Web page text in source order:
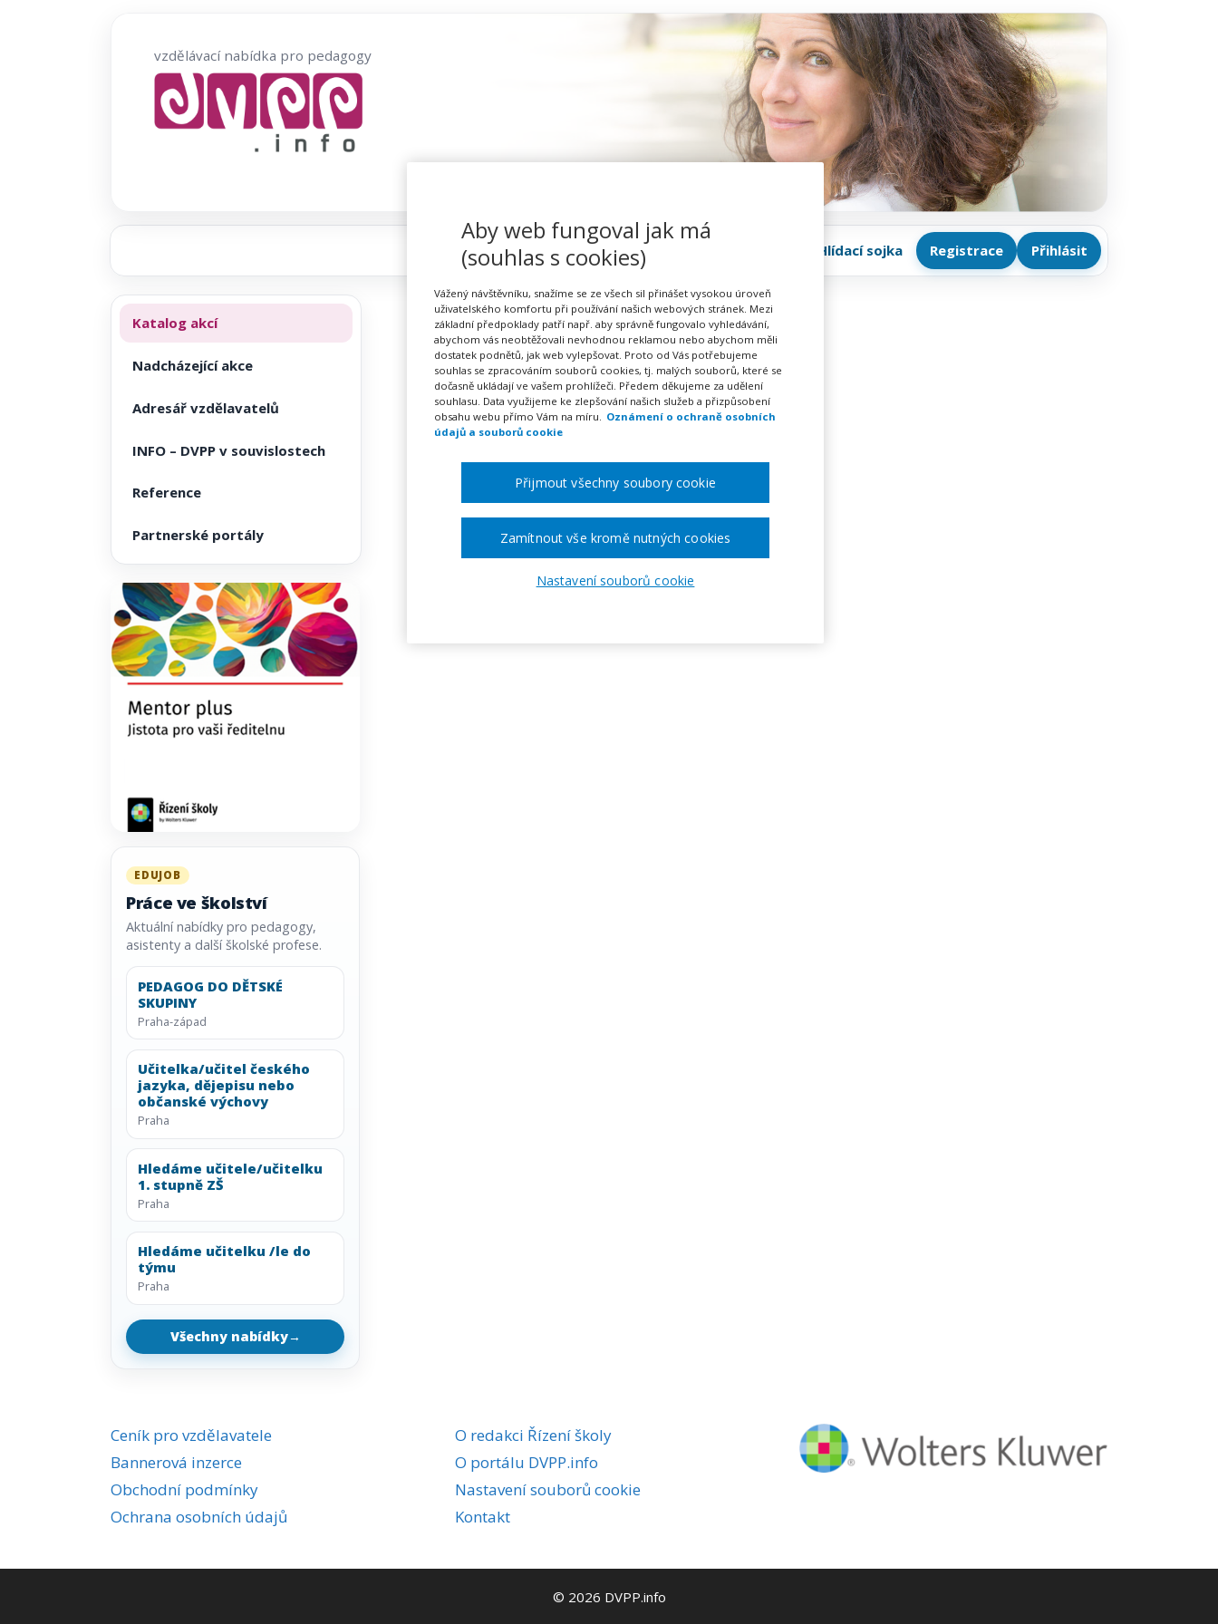
vzdělávací nabídka pro pedagogy
Hlídací sojka Registrace Přihlásit
Požadovaná akce nebyla nalezena.
Katalog akcí
Nadcházející akce
Adresář vzdělavatelů
INFO – DVPP v souvislostech
Reference
Partnerské portály
EDUJOB
Práce ve školství
Aktuální nabídky pro pedagogy,
asistenty a další školské profese.
PEDAGOG DO DĚTSKÉ
SKUPINY
Praha-západ
Učitelka/učitel českého
jazyka, dějepisu nebo
občanské výchovy
Praha
Hledáme učitele/učitelku
1. stupně ZŠ
Praha
Hledáme učitelku /le do
týmu
Praha
Všechny nabídky→
Ceník pro vzdělavatele
Bannerová inzerce
Obchodní podmínky
Ochrana osobních údajů
O redakci Řízení školy
O portálu DVPP.info
Nastavení souborů cookie
Kontakt
© 2026 DVPP.info
Aby web fungoval jak má
(souhlas s cookies)
Vážený návštěvníku, snažíme se ze všech sil přinášet vysokou úroveň
uživatelského komfortu při používání našich webových stránek. Mezi
základní předpoklady patří např. aby správně fungovalo vyhledávání,
abychom vás neobtěžovali nevhodnou reklamou nebo abychom měli
dostatek podnětů, jak web vylepšovat. Proto od Vás potřebujeme
souhlas se zpracováním souborů cookies, tj. malých souborů, které se
dočasně ukládají ve vašem prohlížeči. Předem děkujeme za udělení
souhlasu. Data využijeme ke zlepšování našich služeb a přizpůsobení
obsahu webu přímo Vám na míru. Oznámení o ochraně osobních
údajů a souborů cookie
Nastavení souborů cookie
Zamítnout vše kromě nutných cookies
Přijmout všechny soubory cookie